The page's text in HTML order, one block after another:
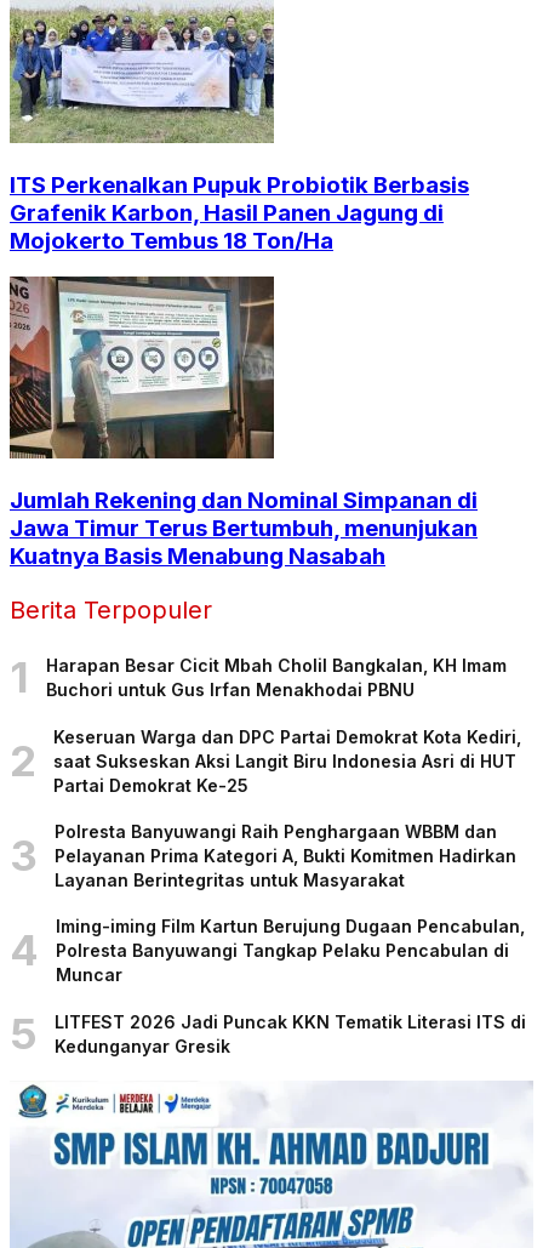
ITS Perkenalkan Pupuk Probiotik Berbasis
Grafenik Karbon, Hasil Panen Jagung di
Mojokerto Tembus 18 Ton/Ha
Jumlah Rekening dan Nominal Simpanan di
Jawa Timur Terus Bertumbuh, menunjukan
Kuatnya Basis Menabung Nasabah
Berita Terpopuler
1
Harapan Besar Cicit Mbah Cholil Bangkalan, KH Imam
Buchori untuk Gus Irfan Menakhodai PBNU
2
Keseruan Warga dan DPC Partai Demokrat Kota Kediri,
saat Sukseskan Aksi Langit Biru Indonesia Asri di HUT
Partai Demokrat Ke-25
3
Polresta Banyuwangi Raih Penghargaan WBBM dan
Pelayanan Prima Kategori A, Bukti Komitmen Hadirkan
Layanan Berintegritas untuk Masyarakat
4
Iming-iming Film Kartun Berujung Dugaan Pencabulan,
Polresta Banyuwangi Tangkap Pelaku Pencabulan di
Muncar
5
LITFEST 2026 Jadi Puncak KKN Tematik Literasi ITS di
Kedunganyar Gresik